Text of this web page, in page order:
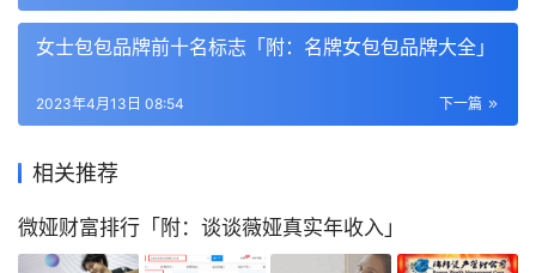
女士包包品牌前十名标志「附：名牌女包包品牌大全」
下一篇
2023年4月13日 08:54
相关推荐
微娅财富排行「附：谈谈薇娅真实年收入」